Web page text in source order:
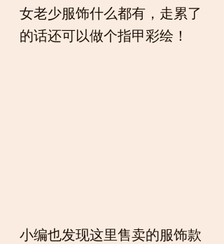
女老少服饰什么都有，走累了
的话还可以做个指甲彩绘！
小编也发现这里售卖的服饰款